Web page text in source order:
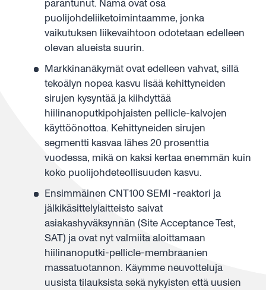
parantunut. Nämä ovat osa
puolijohdeliiketoimintaamme, jonka
vaikutuksen liikevaihtoon odotetaan edelleen
olevan alueista suurin.
Markkinanäkymät ovat edelleen vahvat, sillä
tekoälyn nopea kasvu lisää kehittyneiden
sirujen kysyntää ja kiihdyttää
hiilinanoputkipohjaisten pellicle-kalvojen
käyttöönottoa. Kehittyneiden sirujen
segmentti kasvaa lähes 20 prosenttia
vuodessa, mikä on kaksi kertaa enemmän kuin
koko puolijohdeteollisuuden kasvu.
Ensimmäinen CNT100 SEMI -reaktori ja
jälkikäsittelylaitteisto saivat
asiakashyväksynnän (Site Acceptance Test,
SAT) ja ovat nyt valmiita aloittamaan
hiilinanoputki-pellicle-membraanien
massatuotannon. Käymme neuvotteluja
uusista tilauksista sekä nykyisten että uusien